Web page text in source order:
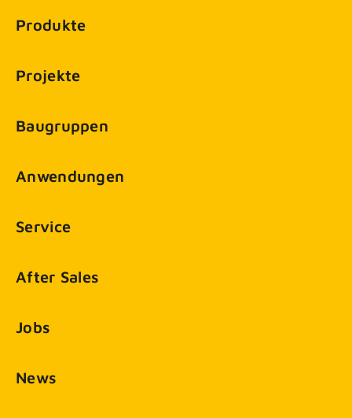
Produkte
Projekte
Baugruppen
Anwendungen
Service
After Sales
Jobs
News